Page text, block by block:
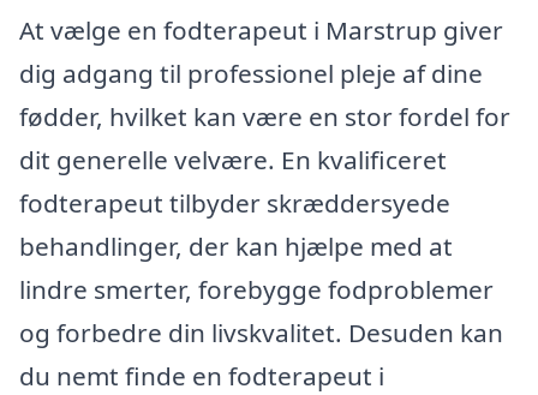
At vælge en fodterapeut i Marstrup giver
dig adgang til professionel pleje af dine
fødder, hvilket kan være en stor fordel for
dit generelle velvære. En kvalificeret
fodterapeut tilbyder skræddersyede
behandlinger, der kan hjælpe med at
lindre smerter, forebygge fodproblemer
og forbedre din livskvalitet. Desuden kan
du nemt finde en fodterapeut i